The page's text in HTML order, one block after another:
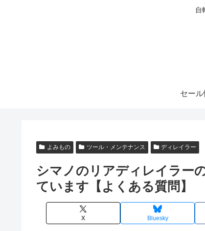
自
セール
よみもの ツール・メンテナンス ディレイラー
シマノのリアディレイラー
ています【よくある質問】
X Bluesky